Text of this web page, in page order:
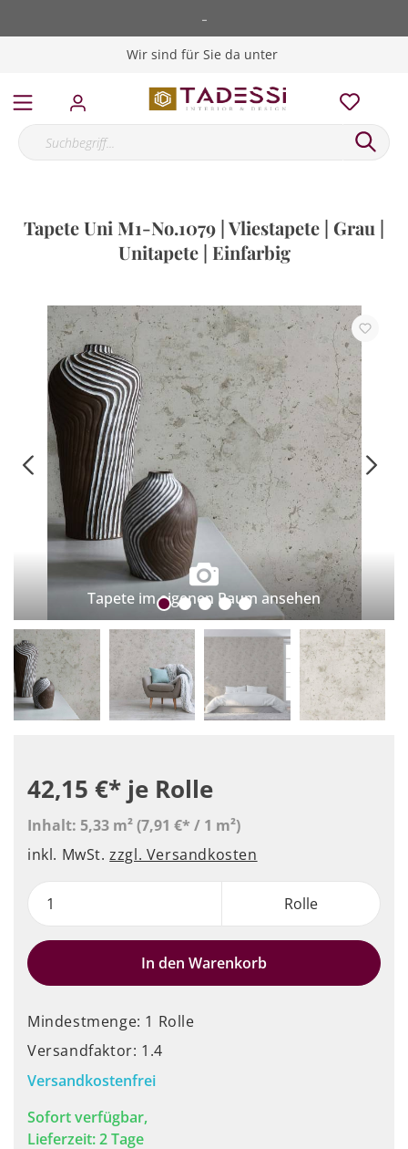
-
Wir sind für Sie da unter
Tapete Uni M1-No.1079 | Vliestapete | Grau |
Unitapete | Einfarbig
Tapete im eigenen Raum ansehen
42,15 €* je Rolle
Inhalt: 5,33 m²(7,91 €* / 1 m²)
inkl. MwSt.zzgl. Versandkosten
Rolle
In den Warenkorb
Mindestmenge: 1 Rolle
Versandfaktor: 1.4
Versandkostenfrei
Sofort verfügbar,
Lieferzeit: 2 Tage